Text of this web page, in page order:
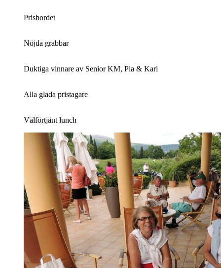
Prisbordet
Nöjda grabbar
Duktiga vinnare av Senior KM, Pia & Kari
Alla glada pristagare
Välförtjänt lunch